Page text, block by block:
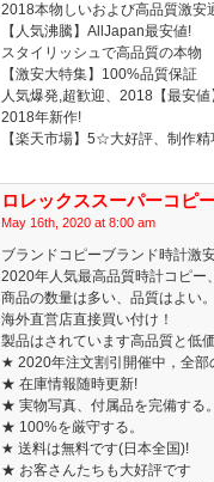
2018本物しいおよび高品質激安
【人気沸騰】AllJapan最安値!
スタイリッシュで高品質の本物
【激安大特集】100%品質保証
人気爆発,超歓迎、2018【最安値
2018年新作!
【楽天市場】5☆大好評、制作精
ロレックススーパーコピ
May 16th, 2020 at 8:00 am
ブランドコピーブランド時計激
2020年人気最高品質時計コピー
商品の数量は多い、品質はよい
海外直営店直接買い付け！
製品はされています高品質と低
★ 2020年注文割引開催中，全部
★ 在庫情報随時更新!
★ 実物写真、付属品を完備する
★ 100%を厳守する。
★ 送料は無料です(日本全国)!
★ お客さんたちも大好評です